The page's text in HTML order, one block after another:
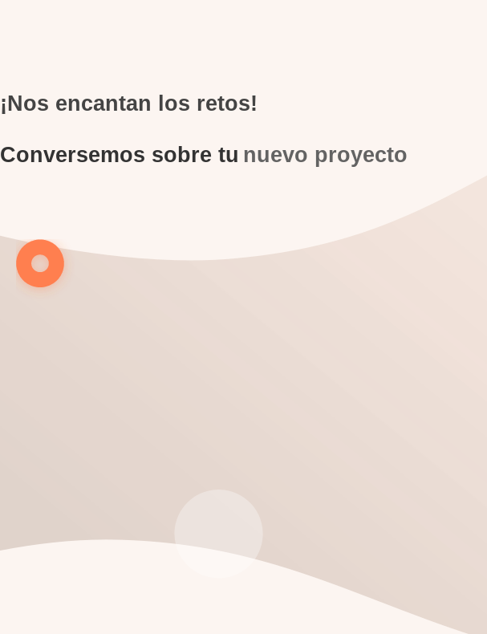
¡Nos encantan los retos!
Conversemos sobre tu nuevo proyecto